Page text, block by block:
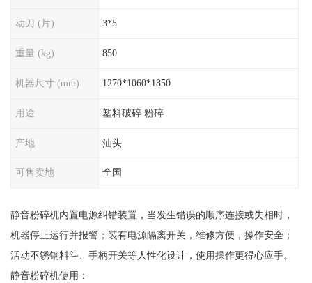
动刀 (片) 3*5
重量 (kg) 850
机器尺寸 (mm) 1270*1060*1850
用途 塑料破碎 粉碎
产地 汕头
可售卖地 全国
静音粉碎机内置电源纠错装置，当发生错误的顺序连接或失相时，
机器停止运行并报警；装有电源隔离开关，维修方便，操作安全；
活动不锈钢料斗、手柄开关等人性化设计，使用操作更得心应手。
静音粉碎机使用：